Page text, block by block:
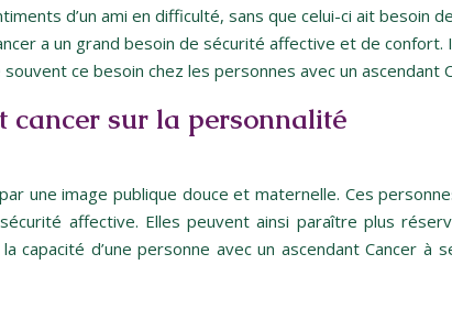
d’un ami en difficulté, sans que celui-ci ait besoin
a un grand besoin de sécurité affective et de
ce besoin chez les personnes avec un
cancer sur la personnalité
une image publique douce et maternelle. Ces
affective. Elles peuvent ainsi paraître plus
capacité d’une personne avec un ascendant Cancer